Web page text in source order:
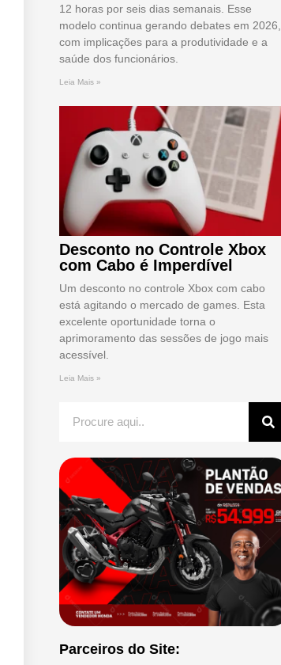
12 horas por seis dias semanais. Esse
modelo continua gerando debates em 2026,
com implicações para a produtividade e a
saúde dos funcionários.
Leia Mais »
Desconto no Controle Xbox
com Cabo é Imperdível
Um desconto no controle Xbox com cabo
está agitando o mercado de games. Esta
excelente oportunidade torna o
aprimoramento das sessões de jogo mais
acessível.
Leia Mais »
Parceiros do Site: